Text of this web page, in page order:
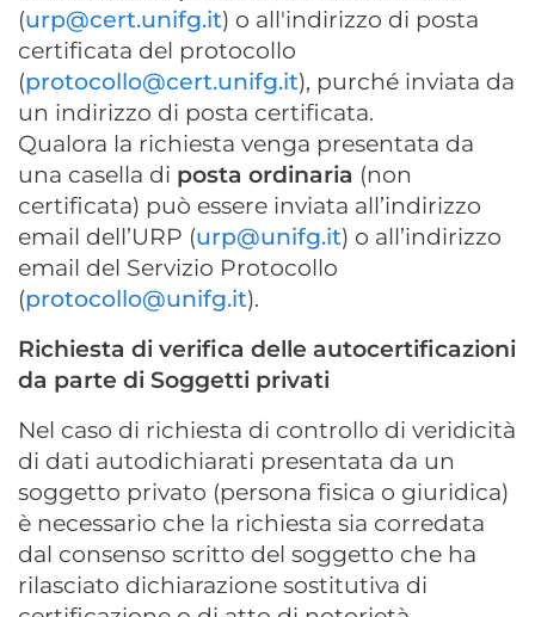
(urp@cert.unifg.it) o all'indirizzo di posta
certificata del protocollo
(protocollo@cert.unifg.it), purché inviata da
un indirizzo di posta certificata.
Qualora la richiesta venga presentata da
una casella di posta ordinaria (non
certificata) può essere inviata all’indirizzo
email dell’URP (urp@unifg.it) o all’indirizzo
email del Servizio Protocollo
(protocollo@unifg.it).
Richiesta di verifica delle autocertificazioni
da parte di Soggetti privati
Nel caso di richiesta di controllo di veridicità
di dati autodichiarati presentata da un
soggetto privato (persona fisica o giuridica)
è necessario che la richiesta sia corredata
dal consenso scritto del soggetto che ha
rilasciato dichiarazione sostitutiva di